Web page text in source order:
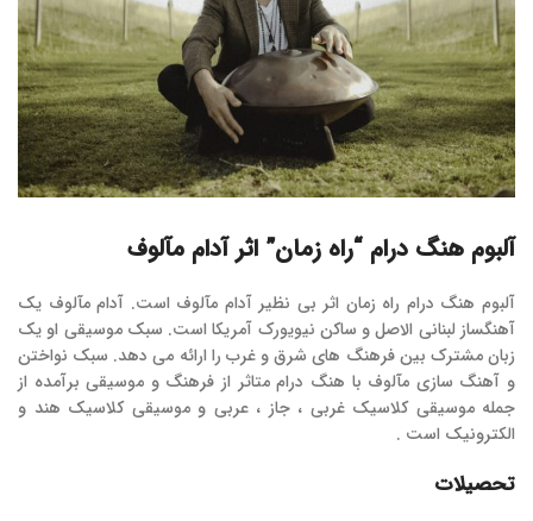
آلبوم هنگ درام “راه زمان” اثر آدام مآلوف
آلبوم هنگ درام راه زمان اثر بی نظیر آدام مآلوف است. آدام مآلوف یک
آهنگساز لبنانی الاصل و ساکن نیویورک آمریکا است. سبک موسیقی او یک
زبان مشترک بین فرهنگ های شرق و غرب را ارائه می دهد. سبک نواختن
و آهنگ سازی مآلوف با هنگ درام متاثر از فرهنگ و موسیقی برآمده از
جمله موسیقی کلاسیک غربی ، جاز ، عربی و موسیقی کلاسیک هند و
الکترونیک است .
تحصیلات